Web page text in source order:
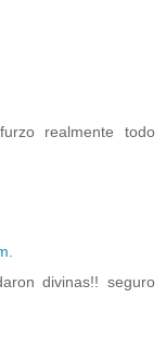
realmente todo
divinas!! seguro